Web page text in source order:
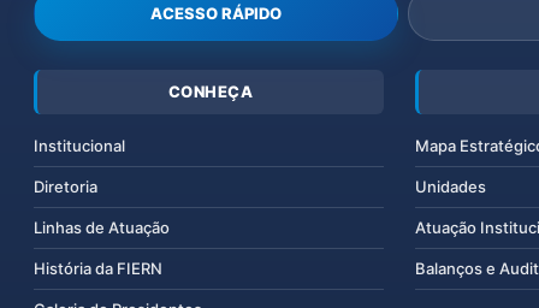
ACESSO RÁPIDO
CONHEÇA
Institucional
Diretoria
Linhas de Atuação
História da FIERN
Mapa
Unidades
Atuação
Balanços e